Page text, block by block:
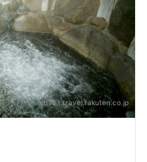
出典：travel.rakuten.co.jp